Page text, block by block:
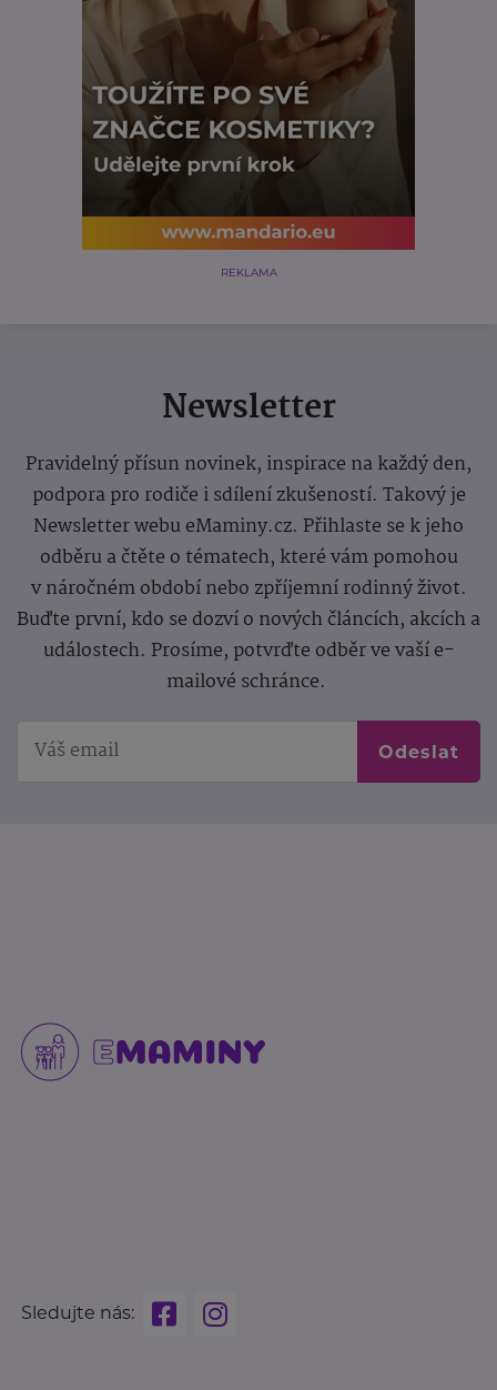
REKLAMA
Newsletter
Pravidelný přísun novinek, inspirace na každý den,
podpora pro rodiče i sdílení zkušeností. Takový je
Newsletter webu eMaminy.cz. Přihlaste se k jeho
odběru a čtěte o tématech, které vám pomohou
v náročném období nebo zpříjemní rodinný život.
Buďte první, kdo se dozví o nových článcích, akcích a
událostech. Prosíme, potvrďte odběr ve vaší e-
mailové schránce.
Odeslat
Sledujte nás: